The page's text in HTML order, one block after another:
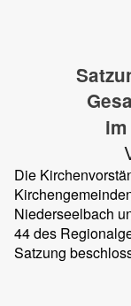
Die
Niederseelbach
44 des
Satzung